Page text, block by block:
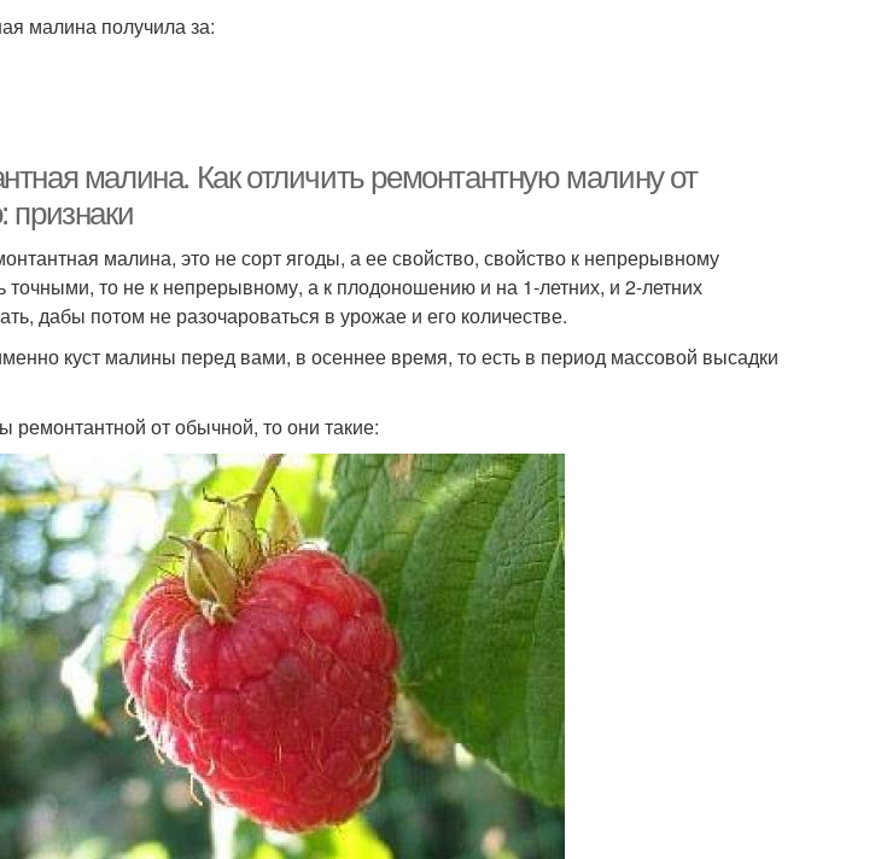
малина получила за:
малина. Как отличить ремонтантную малину от
признаки
малина, это не сорт ягоды, а ее свойство, свойство к непрерывному
то не к непрерывному, а к плодоношению и на 1-летних, и 2-летних
дабы потом не разочароваться в урожае и его количестве.
куст малины перед вами, в осеннее время, то есть в период массовой высадки
ремонтантной от обычной, то они такие: